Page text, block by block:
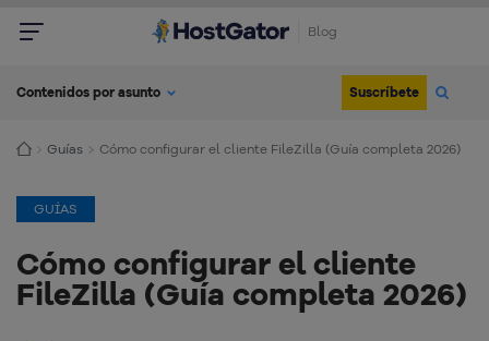
Blog
Contenidos por asunto Suscríbete
Guías Cómo configurar el cliente FileZilla (Guía completa 2026)
GUÍAS
Cómo configurar el cliente
FileZilla (Guía completa 2026)